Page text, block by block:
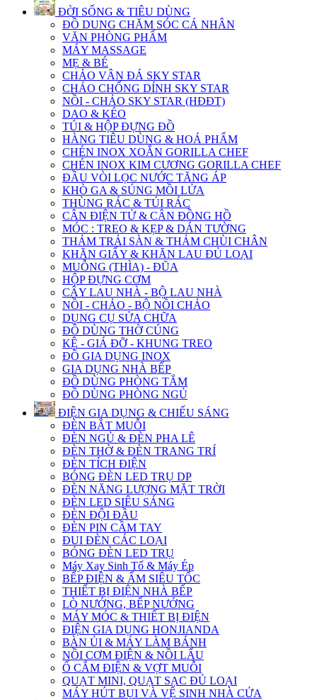
ĐỜI SỐNG & TIÊU DÙNG
ĐỒ DUNG CHĂM SÓC CÁ NHÂN
VĂN PHÒNG PHẨM
MÁY MASSAGE
MẸ & BÉ
CHẢO VÂN ĐÁ SKY STAR
CHẢO CHỐNG DÍNH SKY STAR
NỒI - CHẢO SKY STAR (HĐĐT)
DAO & KÉO
TÚI & HỘP ĐỰNG ĐỒ
HÀNG TIÊU DÙNG & HOÁ PHẨM
CHÉN INOX XOẮN GORILLA CHEF
CHÉN INOX KIM CƯƠNG GORILLA CHEF
ĐẦU VÒI LỌC NƯỚC TĂNG ÁP
KHÒ GA & SÚNG MỒI LỬA
THÙNG RÁC & TÚI RÁC
CÂN ĐIỆN TỬ & CÂN ĐỒNG HỒ
MÓC : TREO & KẸP & DÁN TƯỜNG
THẢM TRẢI SÀN & THẢM CHÙI CHÂN
KHĂN GIẤY & KHĂN LAU ĐỦ LOẠI
MUỖNG (THÌA) - ĐŨA
HỘP ĐỰNG CƠM
CÂY LAU NHÀ - BỘ LAU NHÀ
NỒI - CHẢO - BỘ NỒI CHẢO
DỤNG CỤ SỬA CHỮA
ĐỒ DÙNG THỜ CÚNG
KỆ - GIÁ ĐỠ - KHUNG TREO
ĐỒ GIA DỤNG INOX
GIA DỤNG NHÀ BẾP
ĐỒ DÙNG PHÒNG TẮM
ĐỒ DÙNG PHÒNG NGỦ
ĐIỆN GIA DỤNG & CHIẾU SÁNG
ĐÈN BẮT MUỖI
ĐÈN NGỦ & ĐÈN PHA LÊ
ĐÈN THỜ & ĐÈN TRANG TRÍ
ĐÈN TÍCH ĐIỆN
BÓNG ĐÈN LED TRỤ DP
ĐÈN NĂNG LƯỢNG MẶT TRỜI
ĐÈN LED SIÊU SÁNG
ĐÈN ĐỘI ĐẦU
ĐÈN PIN CẦM TAY
ĐUI ĐÈN CÁC LOẠI
BÓNG ĐÈN LED TRỤ
Máy Xay Sinh Tố & Máy Ép
BẾP ĐIỆN & ẤM SIÊU TỐC
THIẾT BỊ ĐIỆN NHÀ BẾP
LÒ NƯỚNG, BẾP NƯỚNG
MÁY MÓC & THIẾT BỊ ĐIỆN
ĐIỆN GIA DỤNG HONJIANDA
BÀN ỦI & MÁY LÀM BÁNH
NỒI CƠM ĐIỆN & NỒI LẨU
Ổ CẮM ĐIỆN & VỢT MUỖI
QUẠT MINI, QUẠT SẠC ĐỦ LOẠI
MÁY HÚT BỤI VÀ VỆ SINH NHÀ CỬA